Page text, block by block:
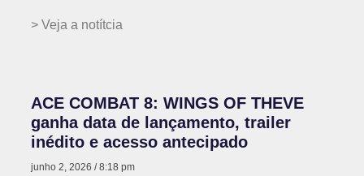
> Veja a notítcia
ACE COMBAT 8: WINGS OF THEVE
ganha data de lançamento, trailer
inédito e acesso antecipado
junho 2, 2026 8:18 pm